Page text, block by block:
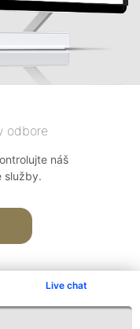
Live chat
odbore
náš
služby.